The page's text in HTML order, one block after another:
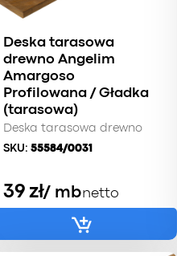
Deska tarasowa
drewno Angelim
Amargoso
Profilowana / Gładka
(tarasowa)
Deska tarasowa drewno
SKU: 55584/0031
39 zł/ mbnetto